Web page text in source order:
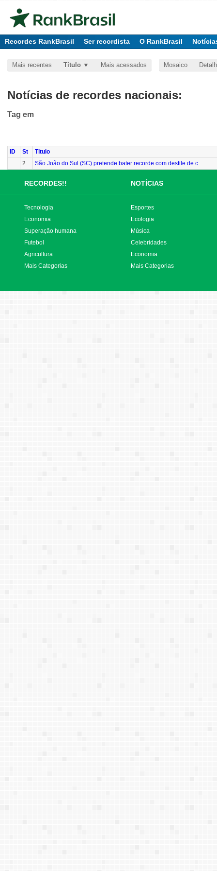
Recordes RankBrasil Ser recordista O RankBrasil
Mais recentes Título Mais acessados Mosaico
Notícias de recordes nacionais:
Tag em
ID St
Titulo
2
São João do Sul (SC) pretende bater recorde com desfile de c...
RECORDES!! NOTÍCIAS
Tecnologia
Economia
Superação humana
Futebol
Agricultura
Mais Categorias
Esportes
Ecologia
Música
Celebridades
Economia
Mais Categorias